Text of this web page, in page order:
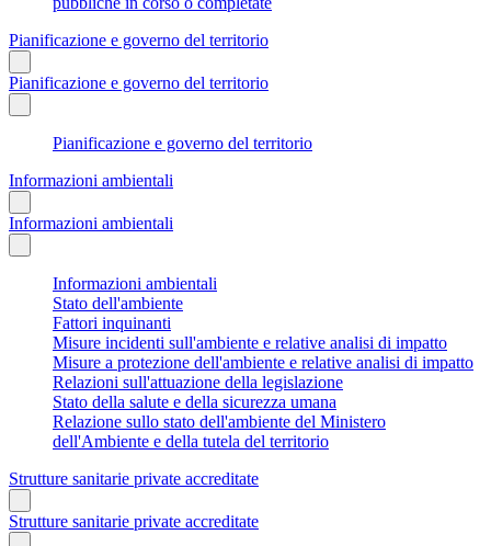
Pianificazione e governo del territorio
Pianificazione e governo del territorio
Pianificazione e governo del territorio
Informazioni ambientali
Informazioni ambientali
Informazioni ambientali
Stato dell'ambiente
Fattori inquinanti
Misure incidenti sull'ambiente e relative analisi di impatto
Misure a protezione dell'ambiente e relative analisi di impatto
Relazioni sull'attuazione della legislazione
Stato della salute e della sicurezza umana
Relazione sullo stato dell'ambiente del Ministero
dell'Ambiente e della tutela del territorio
Strutture sanitarie private accreditate
Strutture sanitarie private accreditate